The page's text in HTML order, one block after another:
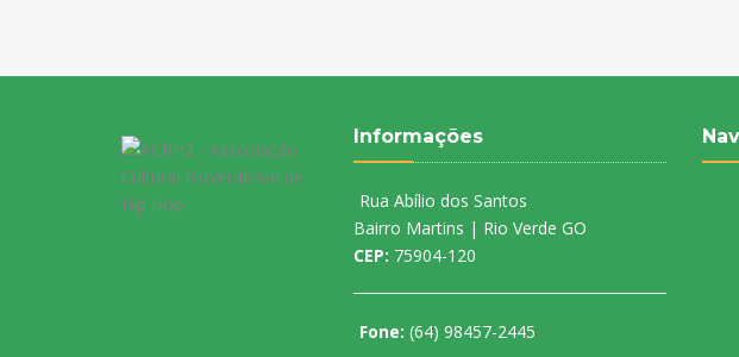
Informações
Rua Abílio dos Santos
Bairro Martins | Rio Verde GO
CEP: 75904-120
Fone: (64) 98457-2445